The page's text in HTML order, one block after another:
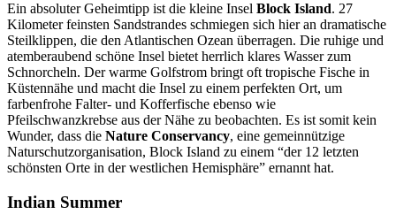
Ein absoluter Geheimtipp ist die kleine Insel Block Island. 27
Kilometer feinsten Sandstrandes schmiegen sich hier an dramatische
Steilklippen, die den Atlantischen Ozean überragen. Die ruhige und
atemberaubend schöne Insel bietet herrlich klares Wasser zum
Schnorcheln. Der warme Golfstrom bringt oft tropische Fische in
Küstennähe und macht die Insel zu einem perfekten Ort, um
farbenfrohe Falter- und Kofferfische ebenso wie
Pfeilschwanzkrebse aus der Nähe zu beobachten. Es ist somit kein
Wunder, dass die Nature Conservancy, eine gemeinnützige
Naturschutzorganisation, Block Island zu einem “der 12 letzten
schönsten Orte in der westlichen Hemisphäre” ernannt hat.
Indian Summer